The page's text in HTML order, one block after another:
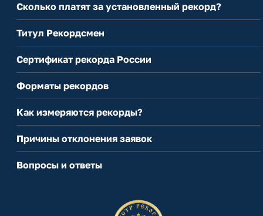
Сколько платят за установленный рекорд?
Титул Рекордсмен
Сертификат рекорда России
Форматы рекордов
Как измеряются рекорды?
Причины отклонения заявок
Вопросы и ответы